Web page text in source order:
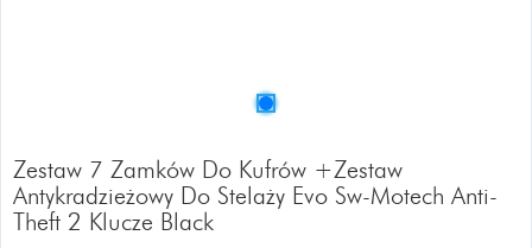
Zestaw 7 Zamków Do Kufrów +Zestaw
Antykradzieżowy Do Stelaży Evo Sw-Motech Anti-
Theft 2 Klucze Black